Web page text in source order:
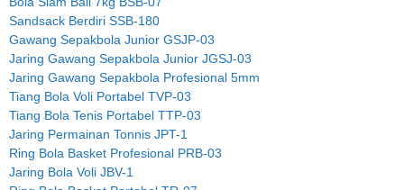
Sandsack Berdiri SSB-180
Gawang Sepakbola Junior GSJP-03
Jaring Gawang Sepakbola Junior JGSJ-03
Jaring Gawang Sepakbola Profesional 5mm
Tiang Bola Voli Portabel TVP-03
Tiang Bola Tenis Portabel TTP-03
Jaring Permainan Tonnis JPT-1
Ring Bola Basket Profesional PRB-03
Jaring Bola Voli JBV-1